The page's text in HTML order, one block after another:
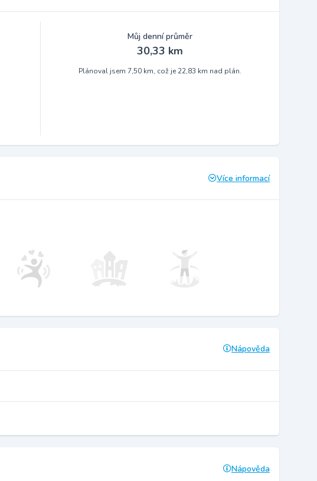
Můj denní průměr
30,33 km
Plánoval jsem 7,50 km, což je 22,83 km nad plán.
Více informací
Nápověda
Nápověda